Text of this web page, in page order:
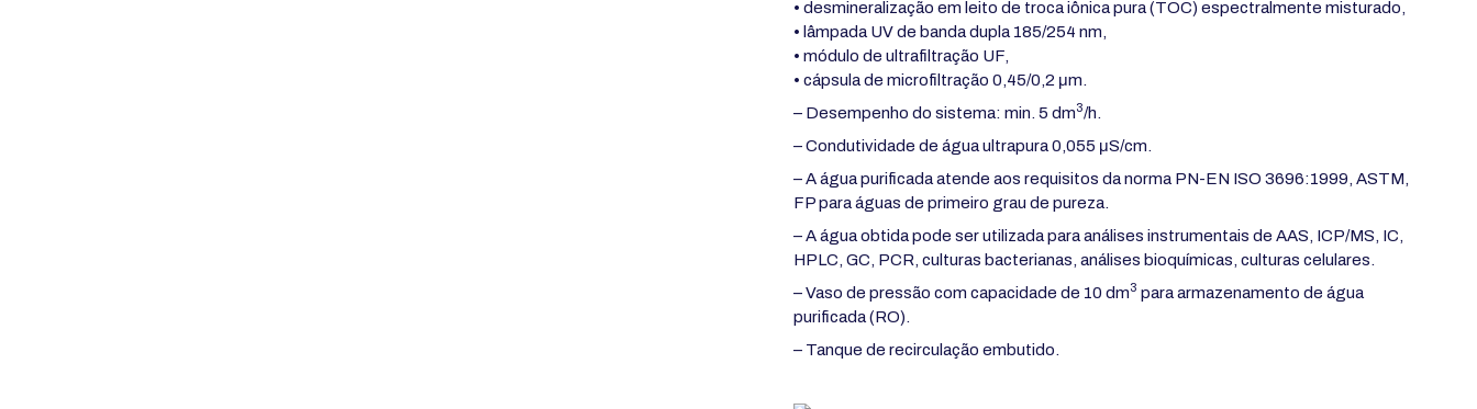
• desmineralização em leito de troca iônica pura (TOC) espectralmente misturado,
• lâmpada UV de banda dupla 185/254 nm,
• módulo de ultrafiltração UF,
• cápsula de microfiltração 0,45/0,2 μm.
– Desempenho do sistema: min. 5 dm3/h.
– Condutividade de água ultrapura 0,055 μS/cm.
– A água purificada atende aos requisitos da norma PN-EN ISO 3696:1999, ASTM,
FP para águas de primeiro grau de pureza.
– A água obtida pode ser utilizada para análises instrumentais de AAS, ICP/MS, IC,
HPLC, GC, PCR, culturas bacterianas, análises bioquímicas, culturas celulares.
– Vaso de pressão com capacidade de 10 dm3 para armazenamento de água
purificada (RO).
– Tanque de recirculação embutido.